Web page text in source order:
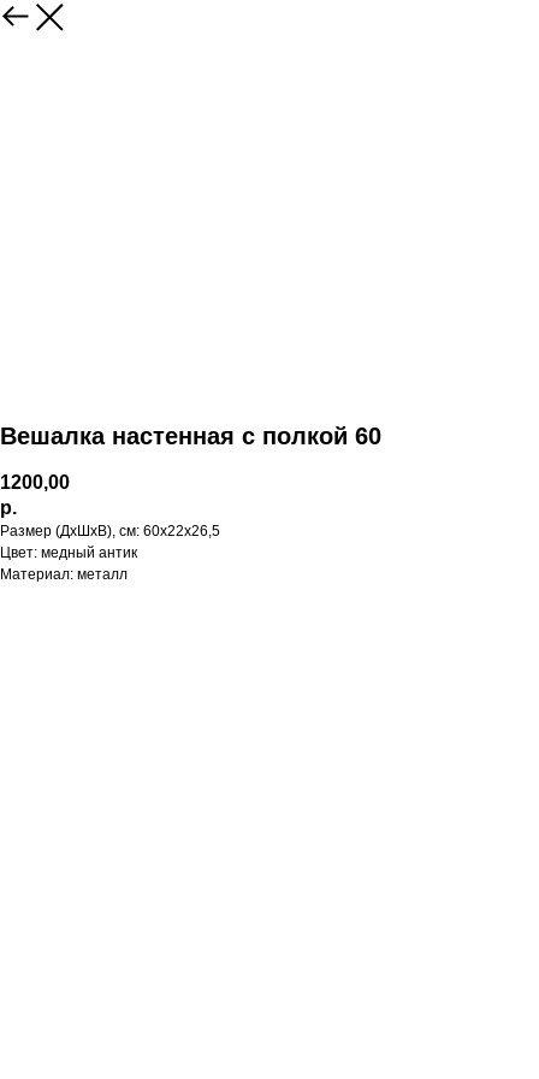
Вешалка настенная с полкой 60
1200,00
р.
Размер (ДхШхВ), см: 60х22х26,5
Цвет: медный антик
Материал: металл